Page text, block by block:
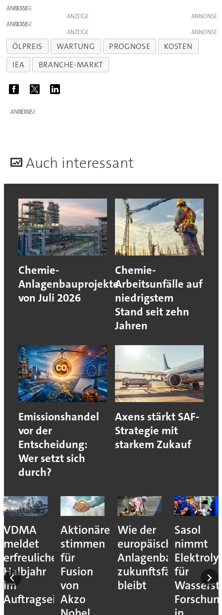
ANZEIGE
ANZEIGE
ANZEIGE
ANZEIGE
ÖLPREIS WARTUNG PROGNOSE
KOSTEN
IEA
BRANCHE-MARKT
ANZEIGE
Auch interessant
Chemie-
Anlagenbauprojekte
von Juli 2026
Chemie-
Arbeitsunfälle auf
niedrigstem
Stand seit zehn
Jahren
Emissionshandel
vor der
Entscheidung:
Wer setzt sich
durch?
Axens stärkt SAF-
Strategie mit
starkem Zukauf
VDMA
meldet
erfreuliches
Halbjahr
im
Auftragseingang
Aktionäre
stimmen
für
Fusion
von
Akzo
Wie der
europäische
Anlagenbau
zukunftsfähig
bleibt
Sasol
nimmt
für